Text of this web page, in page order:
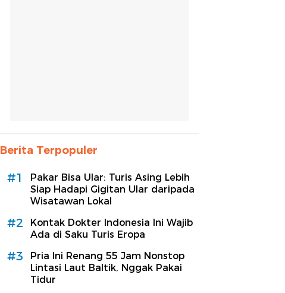
Berita Terpopuler
#1
Pakar Bisa Ular: Turis Asing Lebih
Siap Hadapi Gigitan Ular daripada
Wisatawan Lokal
#2
Kontak Dokter Indonesia Ini Wajib
Ada di Saku Turis Eropa
#3
Pria Ini Renang 55 Jam Nonstop
Lintasi Laut Baltik, Nggak Pakai
Tidur